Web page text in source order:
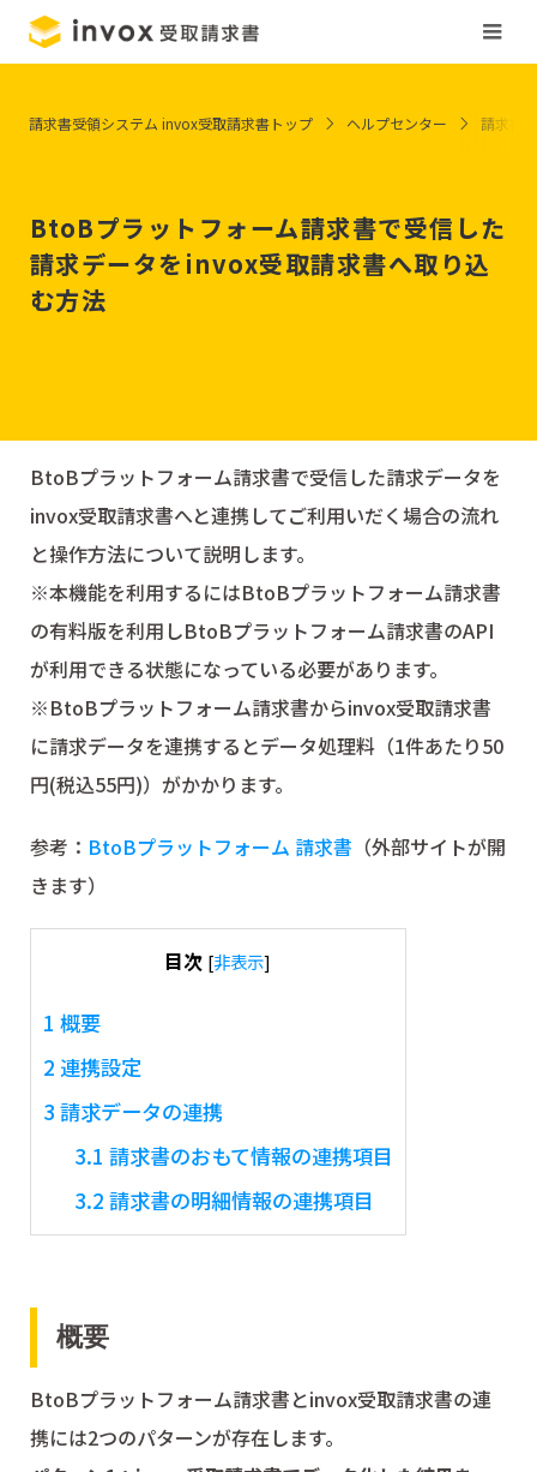
BtoBプラットフォーム請求書で受信した
請求データをinvox受取請求書へ取り込
む方法
請求書受領システム invox受取請求書トップ ヘルプセンター 請求書
BtoBプラットフォーム請求書で受信した請求データを
invox受取請求書へと連携してご利用いだく場合の流れ
と操作方法について説明します。
※本機能を利用するにはBtoBプラットフォーム請求書
の有料版を利用しBtoBプラットフォーム請求書のAPI
が利用できる状態になっている必要があります。
※BtoBプラットフォーム請求書からinvox受取請求書
に請求データを連携するとデータ処理料（1件あたり50
円(税込55円)）がかかります。
参考： BtoBプラットフォーム 請求書 （外部サイトが開
きます）
目次 [非表示]
1 概要
2 連携設定
3 請求データの連携
3.1 請求書のおもて情報の連携項目
3.2 請求書の明細情報の連携項目
概要
BtoBプラットフォーム請求書とinvox受取請求書の連
携には2つのパターンが存在します。